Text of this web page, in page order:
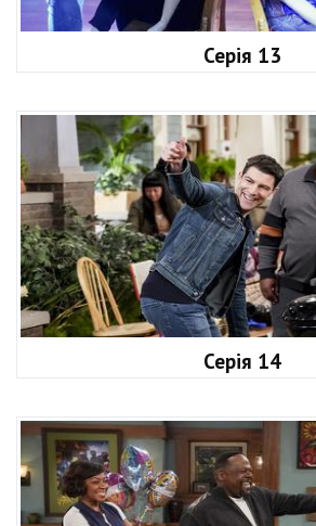
Серія 13
Серія 14